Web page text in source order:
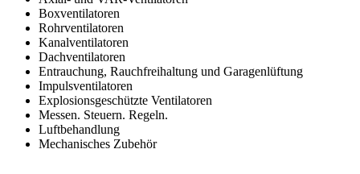
Boxventilatoren
Rohrventilatoren
Kanalventilatoren
Dachventilatoren
Entrauchung, Rauchfreihaltung und Garagenlüftung
Impulsventilatoren
Explosionsgeschützte Ventilatoren
Messen. Steuern. Regeln.
Luftbehandlung
Mechanisches Zubehör